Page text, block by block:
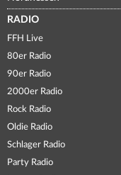
RADIO
FFH Live
80er Radio
90er Radio
2000er Radio
Rock Radio
Oldie Radio
Schlager Radio
Party Radio